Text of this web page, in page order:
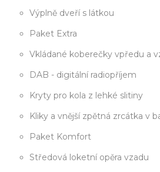
Výplně dveří s látkou
Paket Extra
Vkládané koberečky vpředu a
DAB - digitální radiopříjem
Kryty pro kola z lehké slitiny
Kliky a vnější zpětná zrcátka v
Paket Komfort
Středová loketní opěra vzadu